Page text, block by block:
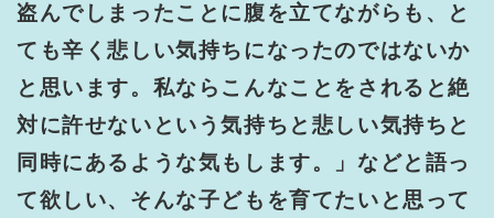
盗んでしまったことに腹を立てながらも、と
ても辛く悲しい気持ちになったのではないか
と思います。私ならこんなことをされると絶
対に許せないという気持ちと悲しい気持ちと
同時にあるような気もします。」などと語っ
て欲しい、そんな子どもを育てたいと思って